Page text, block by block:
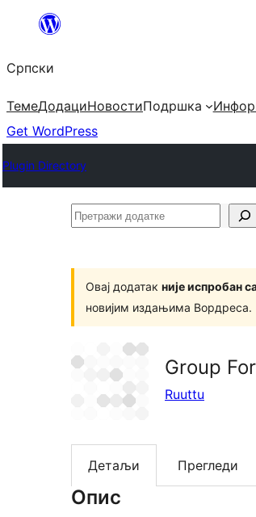
Скочи
садржај
Српски
ТемеДодациНовостиПодршка
Get WordPress
Plugin Directory
Претражи
Овај додатак није испробан
новијим издањима Вордреса.
Group
Ruuttu
Детаљи Прегледи
Опис